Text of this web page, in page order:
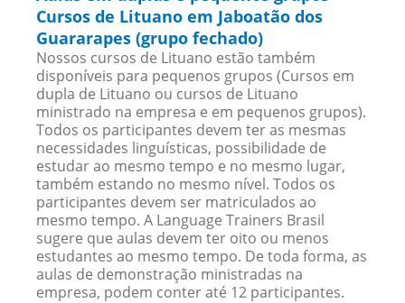
Cursos de Lituano em Jaboatão dos
Guararapes (grupo fechado)
Nossos cursos de Lituano estão também
disponíveis para pequenos grupos (Cursos em
dupla de Lituano ou cursos de Lituano
ministrado na empresa e em pequenos grupos).
Todos os participantes devem ter as mesmas
necessidades linguísticas, possibilidade de
estudar ao mesmo tempo e no mesmo lugar,
também estando no mesmo nível. Todos os
participantes devem ser matriculados ao
mesmo tempo. A Language Trainers Brasil
sugere que aulas devem ter oito ou menos
estudantes ao mesmo tempo. De toda forma, as
aulas de demonstração ministradas na
empresa, podem conter até 12 participantes.